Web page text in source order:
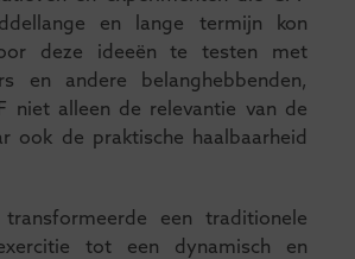
en lange termijn kon
deze ideeën te testen met
en andere belanghebbenden,
niet alleen de relevantie van de
ook de praktische haalbaarheid
een traditionele
tot een dynamisch en